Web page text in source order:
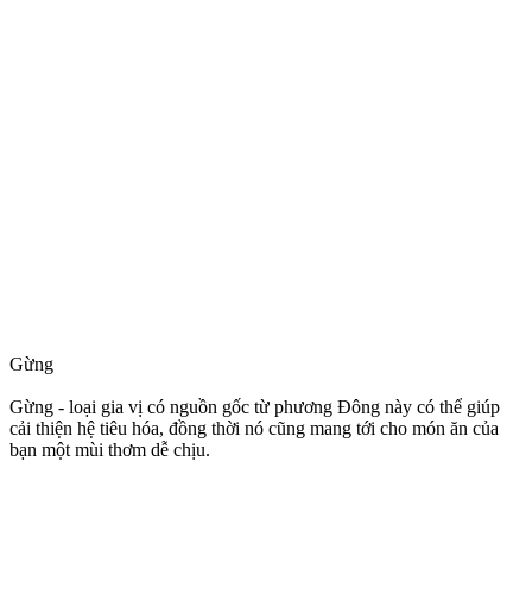
Gừng
Gừng - loại gia vị có nguồn gốc từ phương Đông này có thể giúp
cải thiện hệ tiêu hóa, đồng thời nó cũng mang tới cho món ăn của
bạn một mùi thơm dễ chịu.